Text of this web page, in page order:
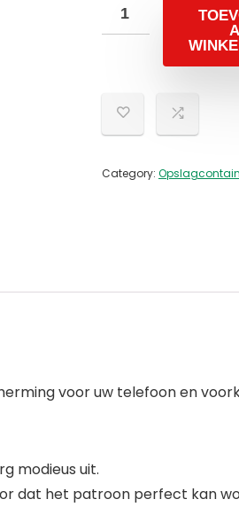
Category:
voor uw telefoon en
modieus uit.
dat het patroon perfect kan